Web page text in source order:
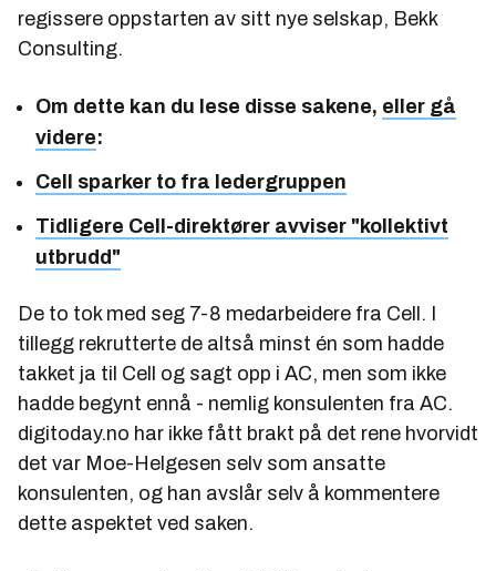
regissere oppstarten av sitt nye selskap, Bekk
Consulting.
Om dette kan du lese disse sakene, eller gå
videre:
Cell sparker to fra ledergruppen
Tidligere Cell-direktører avviser "kollektivt
utbrudd"
De to tok med seg 7-8 medarbeidere fra Cell. I
tillegg rekrutterte de altså minst én som hadde
takket ja til Cell og sagt opp i AC, men som ikke
hadde begynt ennå - nemlig konsulenten fra AC.
digitoday.no har ikke fått brakt på det rene hvorvidt
det var Moe-Helgesen selv som ansatte
konsulenten, og han avslår selv å kommentere
dette aspektet ved saken.